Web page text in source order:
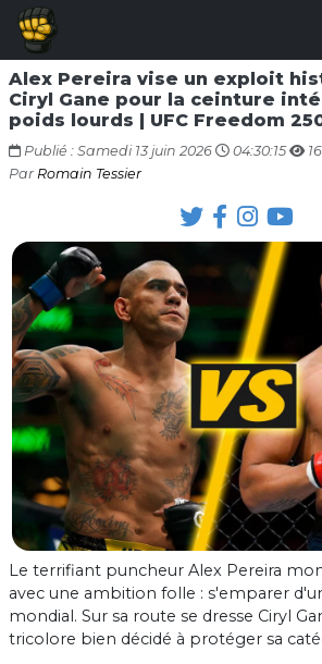
Alex Pereira vise un exploit
Ciryl Gane pour la ceinture
poids lourds | UFC Freedom
Publié : Samedi 13 juin 2026 04:30:15
Par Romain Tessier
Le terrifiant puncheur Alex Pereira
avec une ambition folle : s'emparer
mondial. Sur sa route se dresse Ciryl
tricolore bien décidé à protéger sa